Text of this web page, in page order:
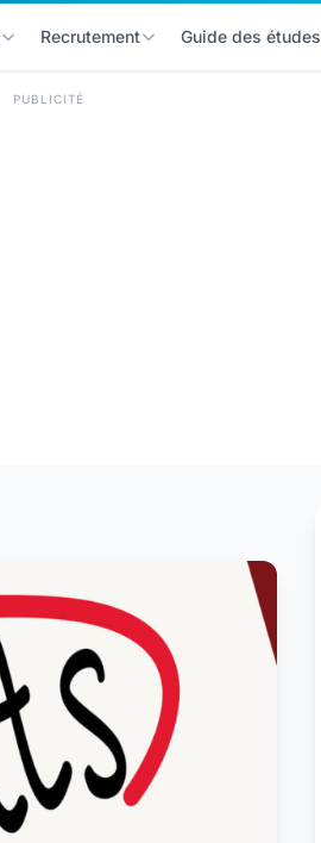
Recrutement Guide des études
PUBLICITÉ